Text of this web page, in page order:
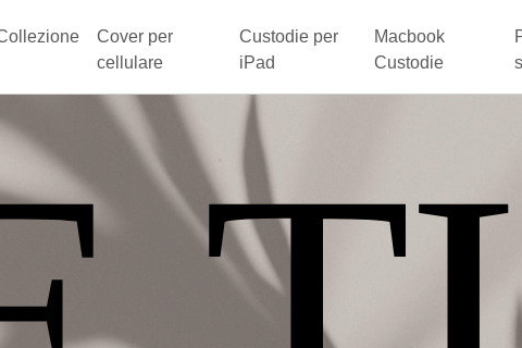
Cover per
cellulare
Custodie per
iPad
Macbook
Custodie